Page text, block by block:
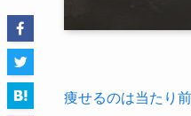
痩せるのは当たり